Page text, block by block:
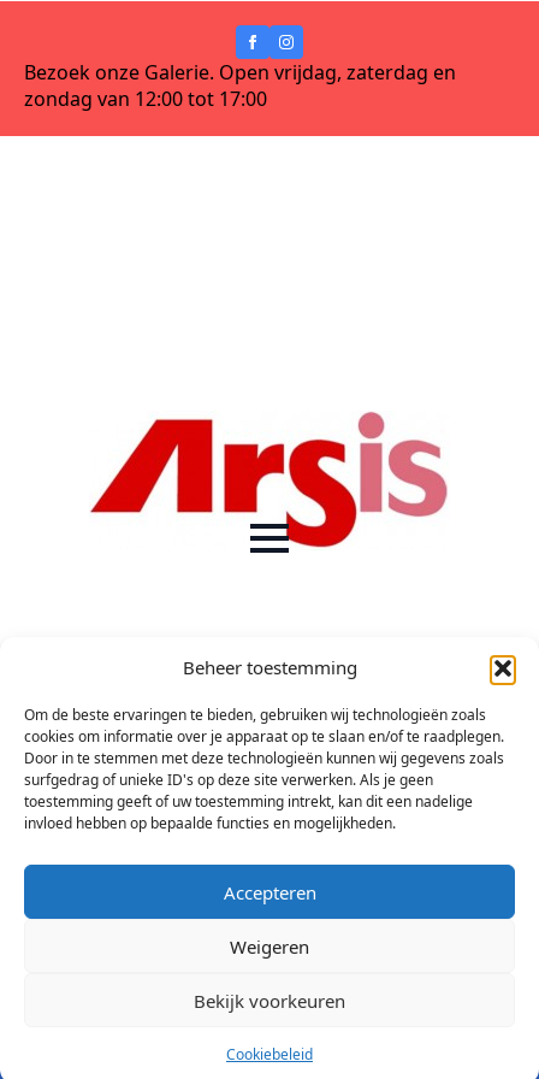
Beheer toestemming
Om de beste ervaringen te bieden, gebruiken wij technologieën zoals
cookies om informatie over je apparaat op te slaan en/of te raadplegen.
Door in te stemmen met deze technologieën kunnen wij gegevens zoals
surfgedrag of unieke ID's op deze site verwerken. Als je geen
toestemming geeft of uw toestemming intrekt, kan dit een nadelige
invloed hebben op bepaalde functies en mogelijkheden.
Accepteren
Weigeren
Bekijk voorkeuren
Cookiebeleid
Bezoek onze Galerie. Open vrijdag, zaterdag en
zondag van 12:00 tot 17:00
© 2026 Stichting Arsis Kunst en Societeit